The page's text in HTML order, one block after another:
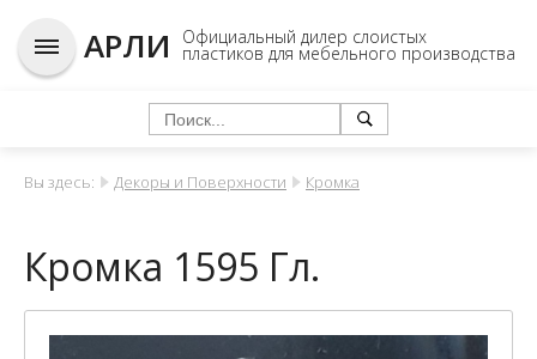
АРЛИ Официальный дилер слоистых
пластиков для мебельного производства
Вы здесь: Декоры и Поверхности Кромка
Кромка 1595 Гл.